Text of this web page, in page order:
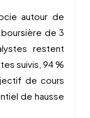
autour de
de 3
restent
suivis, 94 %
de cours
de hausse